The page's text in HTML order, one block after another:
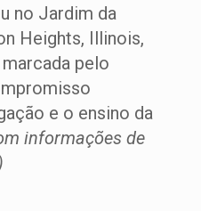
no Jardim da
Heights, Illinois,
pelo
e o ensino da
informações de